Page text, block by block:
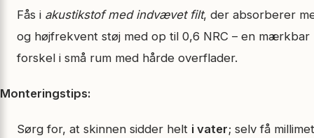
Fås i akustikstof med indvævet filt, der absorberer
og højfrekvent støj med op til 0,6 NRC – en mærkbar
forskel i små rum med hårde overflader.
Monteringstips:
Sørg for, at skinnen sidder helt i vater; selv få